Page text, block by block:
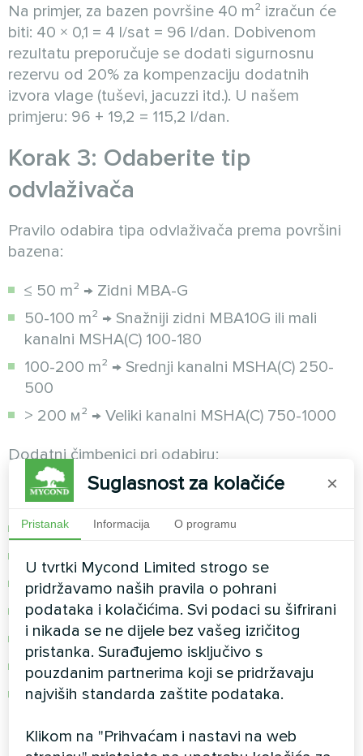
Na primjer, za bazen površine 40 m² izračun će
biti: 40 × 0,1 = 4 l/sat = 96 l/dan. Dobivenom
rezultatu preporučuje se dodati sigurnosnu
rezervu od 20% za kompenzaciju dodatnih
izvora vlage (tuševi, jacuzzi itd.). U našem
primjeru: 96 + 19,2 = 115,2 l/dan.
Korak 3: Odaberite tip
odvlaživača
Pravilo odabira tipa odvlaživača prema površini
bazena:
≤ 50 m² → Zidni MBA-G
50-100 m² → Snažniji zidni MBA10G ili mali
kanalni MSHA(C) 100-180
100-200 m² → Srednji kanalni MSHA(C) 250-
500
> 200 м² → Veliki kanalni MSHA(C) 750-1000
Dodatni čimbenici pri odabiru:
Zidni MBA-G je dobar odabir ako:
Imate privatni bazen do 50 m²
Kritično je važna niska razina buke (44-46 dB)
Ograničen budžet
Nema tehničke prostorije
Važna je jednostavnost ugradnje
Dostupno je samo jednofazno napajanje 220
Suglasnost za kolačiće ×
Pristanak Informacija O programu
U tvrtki Mycond Limited strogo se
pridržavamo naših pravila o pohrani
podataka i kolačićima. Svi podaci su šifrirani
i nikada se ne dijele bez vašeg izričitog
pristanka. Surađujemo isključivo s
pouzdanim partnerima koji se pridržavaju
najviših standarda zaštite podataka.
Klikom na "Prihvaćam i nastavi na web